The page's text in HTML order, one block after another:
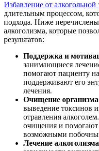
Избавление от алкогольной
длительным процессом,
подхода. Ниже
алкоголизма, которые
результатов:
Поддержка и
занимающиеся
помогают пациенту
поддерживают его
лечения.
Очищение организма
выведение токсинов
отравления
очищения и помогают
возможными
Лечение алкоголизма